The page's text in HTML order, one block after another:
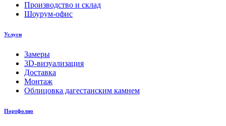
Производство и склад
Шоурум-офис
Услуги
Замеры
3D-визуализация
Доставка
Монтаж
Облицовка дагестанским камнем
Портфолио